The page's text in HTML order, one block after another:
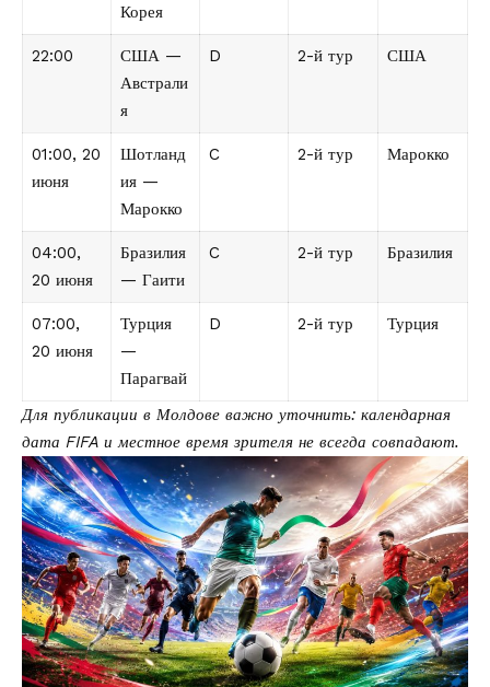
Корея
22:00
США —
Австрали
я
D 2-й тур США
01:00, 20
июня
Шотланд
ия —
Марокко
C 2-й тур Марокко
04:00,
20 июня
Бразилия
— Гаити
C 2-й тур Бразилия
07:00,
20 июня
Турция
—
Парагвай
D 2-й тур Турция
Для публикации в Молдове важно уточнить: календарная
дата FIFA и местное время зрителя не всегда совпадают.